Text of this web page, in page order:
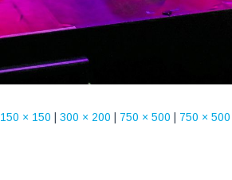
150 × 150 300 × 200 750 × 500 750 × 500